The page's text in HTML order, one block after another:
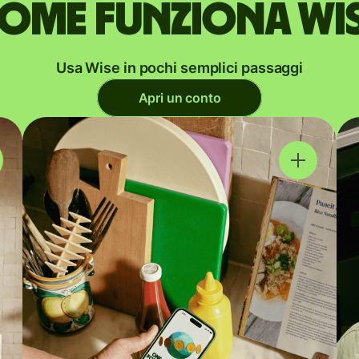
funziona
Usa Wise in pochi semplici passaggi
Apri un conto